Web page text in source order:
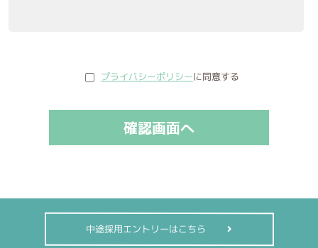
プライバシーポリシーに同意する
中途採用エントリーはこちら